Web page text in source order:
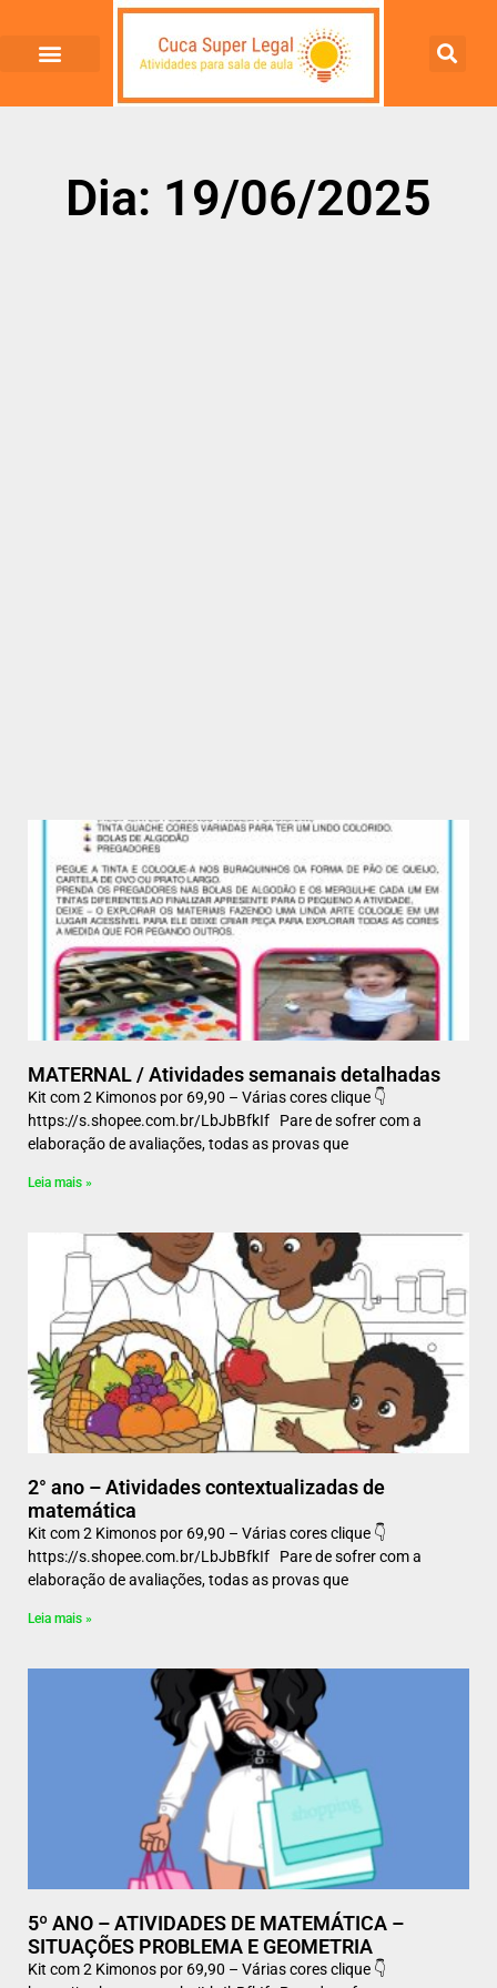
Dia: 19/06/2025
MATERNAL / Atividades semanais detalhadas
Kit com 2 Kimonos por 69,90 – Várias cores clique 👇
https://s.shopee.com.br/LbJbBfkIf Pare de sofrer com a
elaboração de avaliações, todas as provas que
Leia mais »
2° ano – Atividades contextualizadas de
matemática
Kit com 2 Kimonos por 69,90 – Várias cores clique 👇
https://s.shopee.com.br/LbJbBfkIf Pare de sofrer com a
elaboração de avaliações, todas as provas que
Leia mais »
5º ANO – ATIVIDADES DE MATEMÁTICA –
SITUAÇÕES PROBLEMA E GEOMETRIA
Kit com 2 Kimonos por 69,90 – Várias cores clique 👇